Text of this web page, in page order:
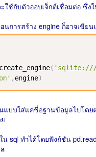
ใช้กับตัวออบเจ็กต์เชื่อมต่อ ซึ่ง
การสร้าง engine ก็อาจเขีย
create_engine( 'sqlite:///
, engine)
แบบใส่แค่ชื่อฐานข้อมูลไปโด
sql ทำได้โดยฟังก์ชัน